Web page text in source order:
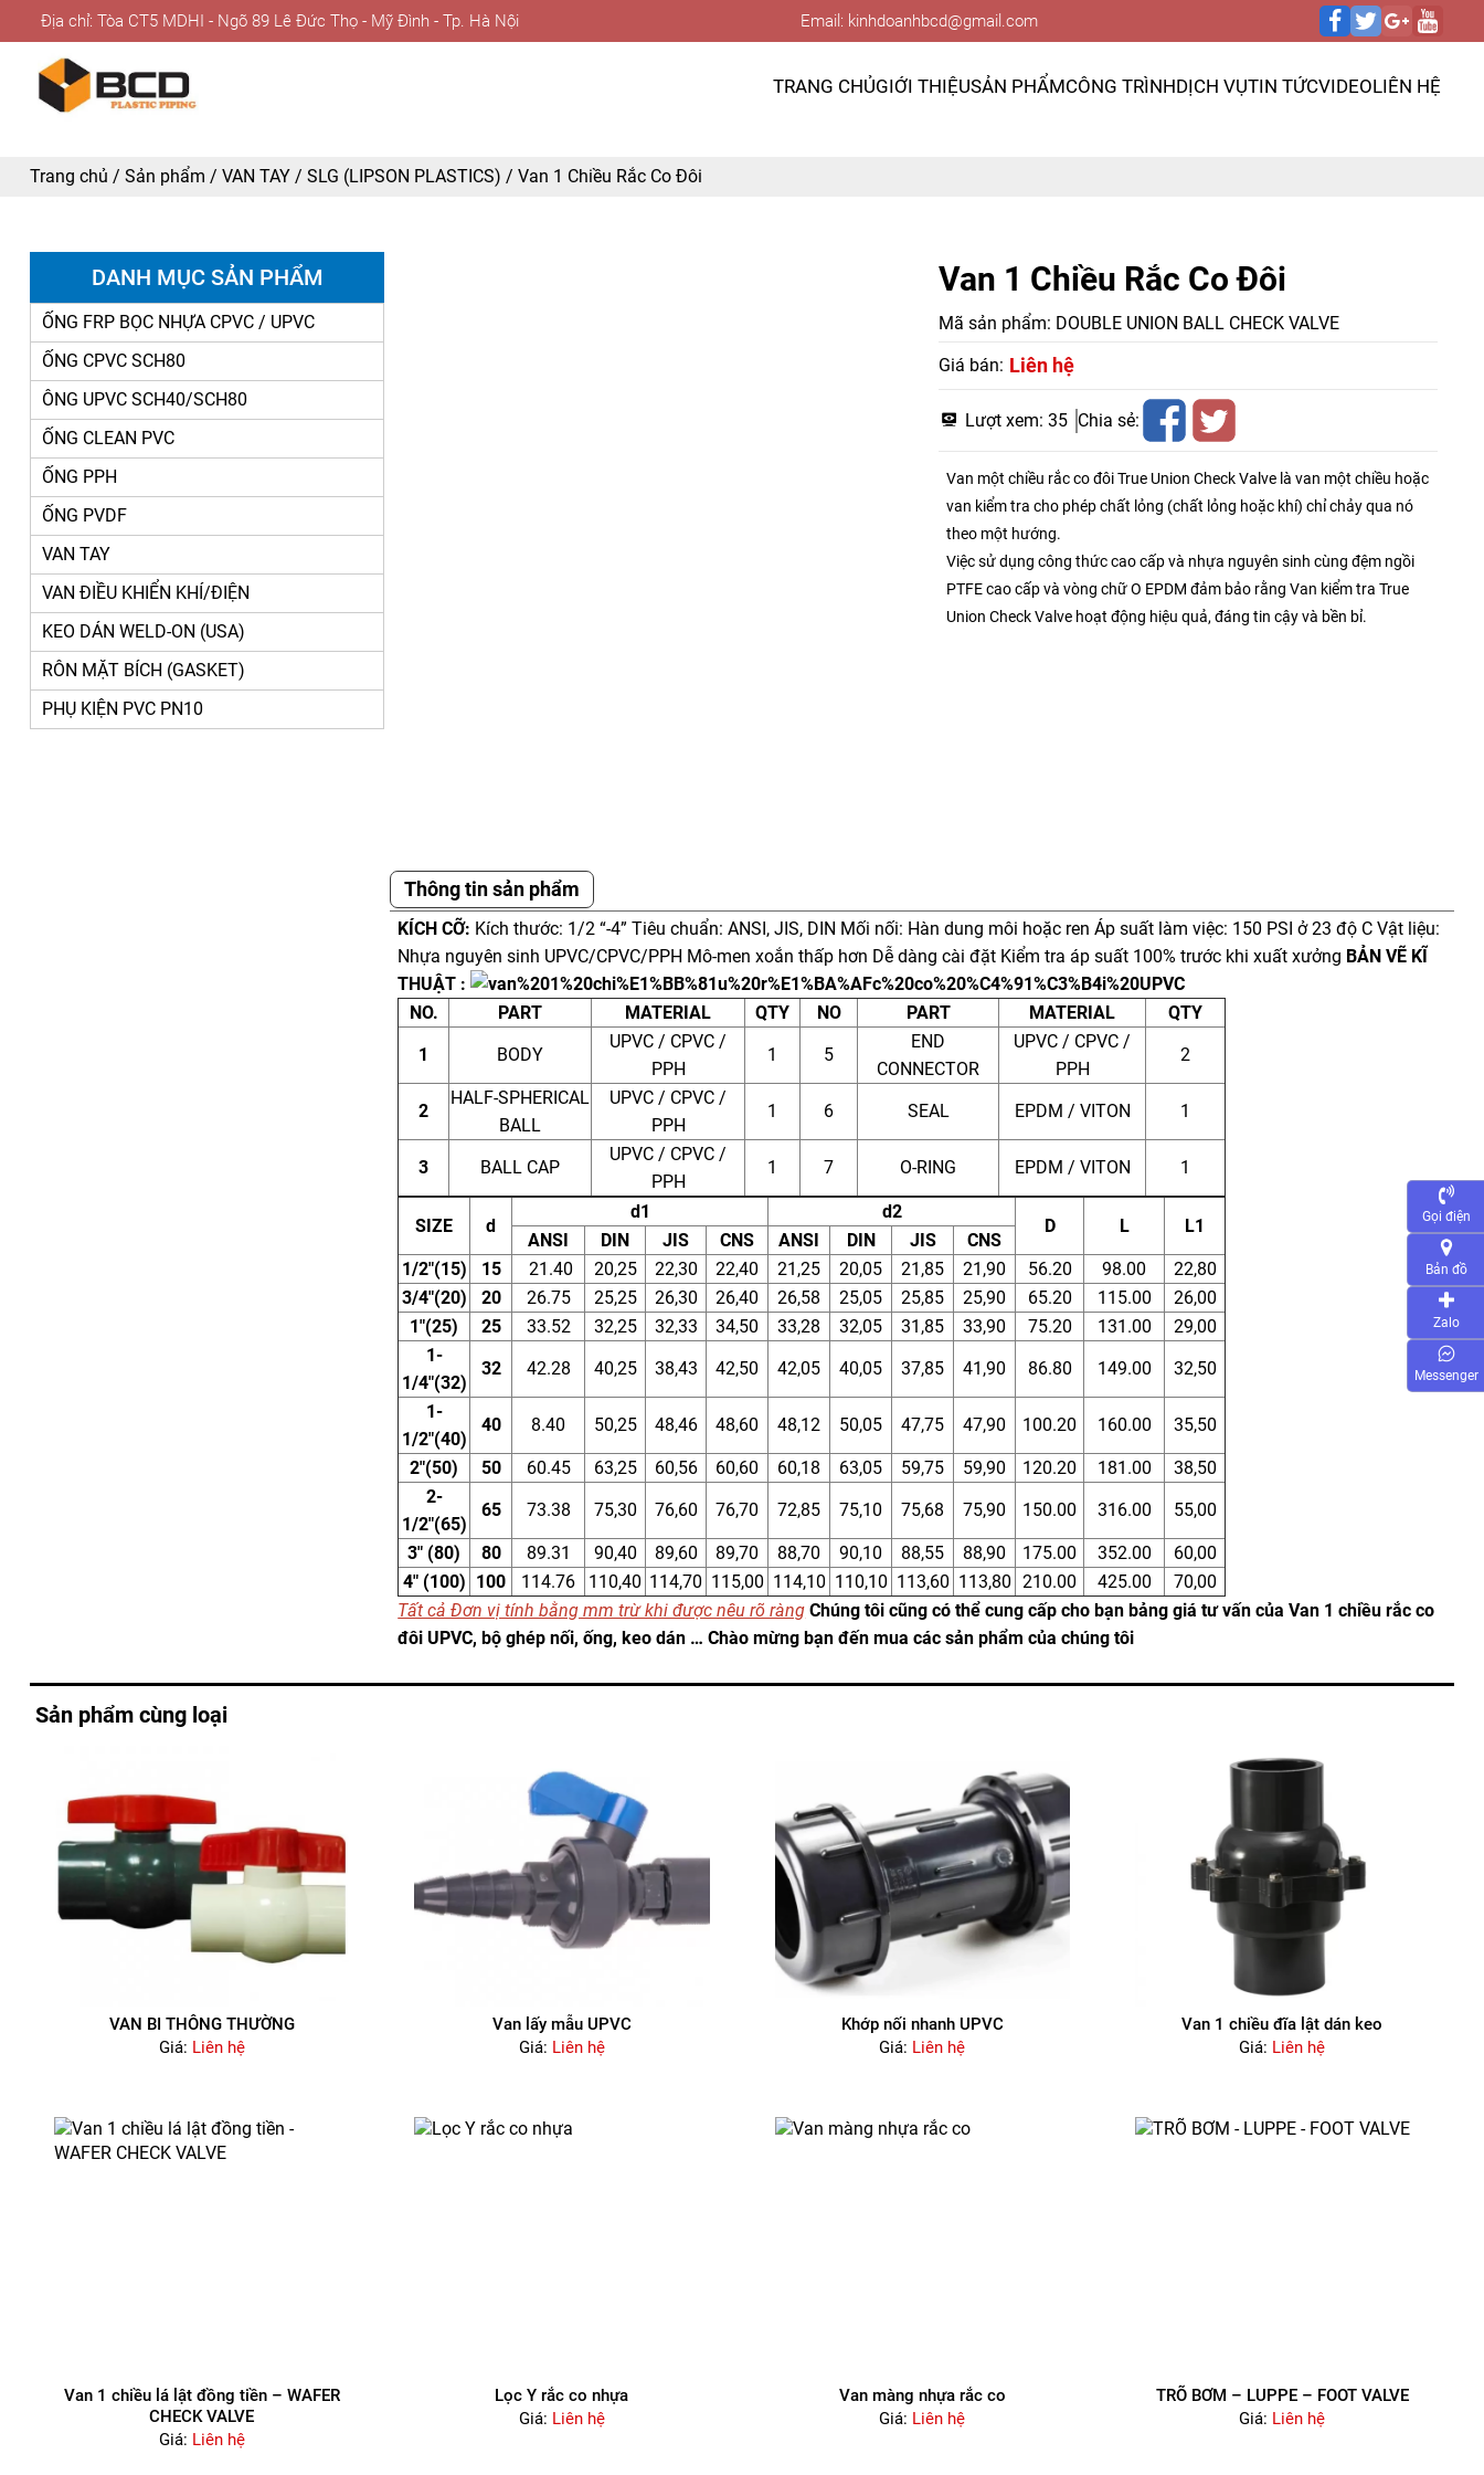
Địa chỉ: Tòa CT5 MDHI - Ngõ 89 Lê Đức Thọ - Mỹ Đình - Tp. Hà Nội Email: kinhdoanhbcd@gmail.com
TRANG CHỦGIỚI THIỆUSẢN PHẨMCÔNG TRÌNHDỊCH VỤTIN TỨCVIDEOLIÊN HỆ
Trang chủ / Sản phẩm / VAN TAY / SLG (LIPSON PLASTICS) / Van 1 Chiều Rắc Co Đôi
DANH MỤC SẢN PHẨM
ỐNG FRP BỌC NHỰA CPVC / UPVC
ỐNG CPVC SCH80
ÔNG UPVC SCH40/SCH80
ỐNG CLEAN PVC
ỐNG PPH
ỐNG PVDF
VAN TAY
VAN ĐIỀU KHIỂN KHÍ/ĐIỆN
KEO DÁN WELD-ON (USA)
RÔN MẶT BÍCH (GASKET)
PHỤ KIỆN PVC PN10
Van 1 Chiều Rắc Co Đôi
Mã sản phẩm: DOUBLE UNION BALL CHECK VALVE
Giá bán: Liên hệ
Lượt xem: 35 Chia sẻ:
Van một chiều rắc co đôi True Union Check Valve là van một chiều hoặc
van kiểm tra cho phép chất lỏng (chất lỏng hoặc khí) chỉ chảy qua nó
theo một hướng.
Việc sử dụng công thức cao cấp và nhựa nguyên sinh cùng đệm ngồi
PTFE cao cấp và vòng chữ O EPDM đảm bảo rằng Van kiểm tra True
Union Check Valve hoạt động hiệu quả, đáng tin cậy và bền bỉ.
Thông tin sản phẩm
KÍCH CỠ: Kích thước: 1/2 “-4” Tiêu chuẩn: ANSI, JIS, DIN Mối nối: Hàn dung môi hoặc ren Áp suất làm việc: 150 PSI ở 23 độ C Vật liệu:
Nhựa nguyên sinh UPVC/CPVC/PPH Mô-men xoắn thấp hơn Dễ dàng cài đặt Kiểm tra áp suất 100% trước khi xuất xưởng BẢN VẼ KĨ
THUẬT :
NO.
PART MATERIAL QTY NO PART MATERIAL
QTY
1
BODY
UPVC / CPVC /
PPH
1 5
END
CONNECTOR
UPVC / CPVC /
PPH
2
2
HALF-SPHERICAL
BALL
UPVC / CPVC /
PPH
1 6 SEAL EPDM / VITON 1
3 BALL CAP
UPVC / CPVC /
PPH
1 7 O-RING EPDM / VITON 1
SIZE d
d1 d2
D L L1
ANSI DIN JIS CNS ANSI DIN JIS
CNS
1/2″(15)
15 21.40 20,25 22,30 22,40 21,25 20,05 21,85 21,90 56.20 98.00
22,80
3/4″(20)
20 26.75 25,25 26,30 26,40 26,58 25,05 25,85 25,90 65.20 115.00
26,00
1″(25)
25 33.52 32,25 32,33 34,50 33,28 32,05 31,85 33,90 75.20 131.00
29,00
1-
1/4″(32)
32 42.28 40,25 38,43 42,50 42,05 40,05 37,85 41,90 86.80 149.00 32,50
1-
1/2″(40)
40 8.40 50,25 48,46 48,60 48,12 50,05 47,75 47,90 100.20 160.00 35,50
2″(50) 50 60.45 63,25 60,56 60,60 60,18 63,05 59,75 59,90 120.20 181.00
38,50
2-
1/2″(65)
65 73.38 75,30 76,60 76,70 72,85 75,10 75,68 75,90 150.00 316.00 55,00
3″ (80) 80 89.31 90,40 89,60 89,70 88,70 90,10 88,55 88,90 175.00 352.00
60,00
4″ (100) 100 114.76 110,40 114,70 115,00 114,10 110,10 113,60 113,80 210.00 425.00
70,00
Tất cả Đơn vị tính bằng mm trừ khi được nêu rõ ràng Chúng tôi cũng có thể cung cấp cho bạn bảng giá tư vấn của Van 1 chiều rắc co
đôi UPVC, bộ ghép nối, ống, keo dán … Chào mừng bạn đến mua các sản phẩm của chúng tôi
Sản phẩm cùng loại
VAN BI THÔNG THƯỜNG
Giá: Liên hệ
Van lấy mẫu UPVC
Giá: Liên hệ
Khớp nối nhanh UPVC
Giá: Liên hệ
Van 1 chiều đĩa lật dán keo
Giá: Liên hệ
Van 1 chiều lá lật đồng tiền – WAFER
CHECK VALVE
Giá: Liên hệ
Lọc Y rắc co nhựa
Giá: Liên hệ
Van màng nhựa rắc co
Giá: Liên hệ
TRÕ BƠM – LUPPE – FOOT VALVE
Giá: Liên hệ
Gọi điện
Bản đồ
Zalo
Messenger